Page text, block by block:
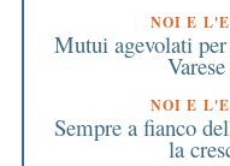
NOI E
Mutui agevolati
NOI E
Sempre a fianco
la